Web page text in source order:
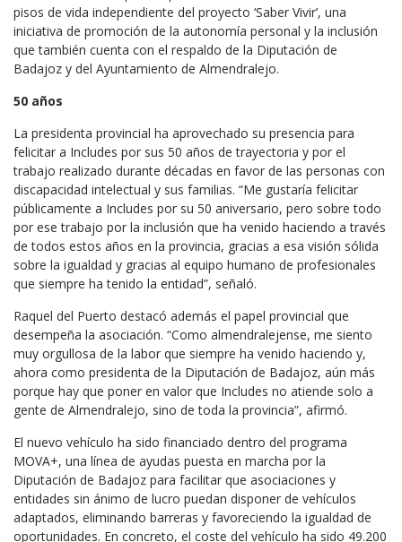
pisos de vida independiente del proyecto ‘Saber Vivir’, una
iniciativa de promoción de la autonomía personal y la inclusión
que también cuenta con el respaldo de la Diputación de
Badajoz y del Ayuntamiento de Almendralejo.
50 años
La presidenta provincial ha aprovechado su presencia para
felicitar a Includes por sus 50 años de trayectoria y por el
trabajo realizado durante décadas en favor de las personas con
discapacidad intelectual y sus familias. “Me gustaría felicitar
públicamente a Includes por su 50 aniversario, pero sobre todo
por ese trabajo por la inclusión que ha venido haciendo a través
de todos estos años en la provincia, gracias a esa visión sólida
sobre la igualdad y gracias al equipo humano de profesionales
que siempre ha tenido la entidad”, señaló.
Raquel del Puerto destacó además el papel provincial que
desempeña la asociación. “Como almendralejense, me siento
muy orgullosa de la labor que siempre ha venido haciendo y,
ahora como presidenta de la Diputación de Badajoz, aún más
porque hay que poner en valor que Includes no atiende solo a
gente de Almendralejo, sino de toda la provincia”, afirmó.
El nuevo vehículo ha sido financiado dentro del programa
MOVA+, una línea de ayudas puesta en marcha por la
Diputación de Badajoz para facilitar que asociaciones y
entidades sin ánimo de lucro puedan disponer de vehículos
adaptados, eliminando barreras y favoreciendo la igualdad de
oportunidades. En concreto, el coste del vehículo ha sido 49.200